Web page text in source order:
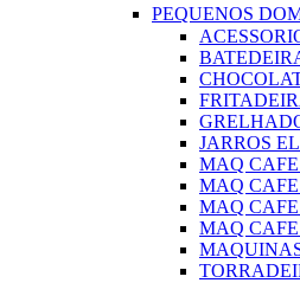
PEQUENOS
JARROS
MAQ
MAQ
MAQ
MAQ